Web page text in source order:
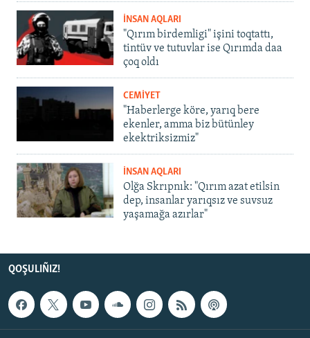
İNSAN AQLARI
"Qırım birdemligi" işini toqtattı,
tintüv ve tutuvlar ise Qırımda daa
çoq oldı
CEMİYET
"Haberlerge köre, yarıq bere
ekenler, amma biz bütünley
ekektriksizmiz"
İNSAN AQLARI
Olğa Skrıpnık: "Qırım azat etilsin
dep, insanlar yarıqsız ve suvsuz
yaşamağa azırlar"
QOŞULIÑIZ!